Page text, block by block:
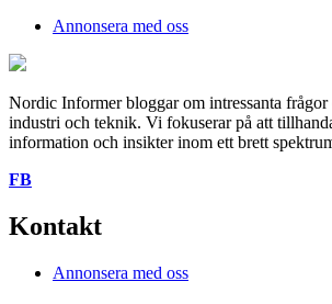
Annonsera med oss
Nordic Informer bloggar om intressanta
industri och teknik. Vi fokuserar på att
information och insikter inom ett brett
FB
Kontakt
Annonsera med oss